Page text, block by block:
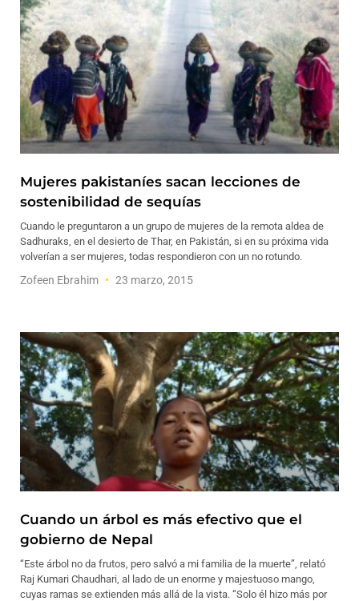
Mujeres pakistaníes sacan lecciones de
sostenibilidad de sequías
Cuando le preguntaron a un grupo de mujeres de la remota aldea de
Sadhuraks, en el desierto de Thar, en Pakistán, si en su próxima vida
volverían a ser mujeres, todas respondieron con un no rotundo.
Zofeen Ebrahim 23 marzo, 2015
Cuando un árbol es más efectivo que el
gobierno de Nepal
“Este árbol no da frutos, pero salvó a mi familia de la muerte”, relató
Raj Kumari Chaudhari, al lado de un enorme y majestuoso mango,
cuyas ramas se extienden más allá de la vista. “Solo él hizo más por